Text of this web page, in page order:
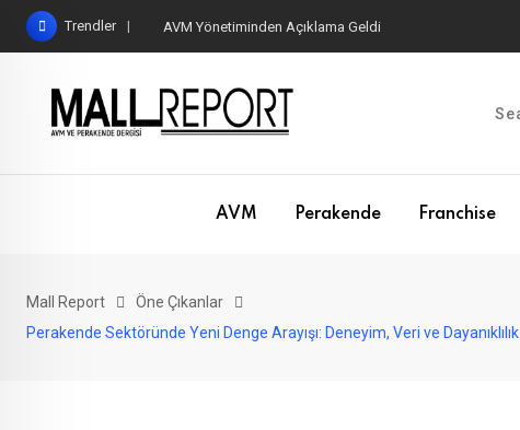
Skip
Trendler AVM Yönetiminden Açıklama Geldi
AVM Perakende Franchise
Mall Report
Öne Çıkanlar
Perakende Sektöründe Yeni Denge Arayışı: Deneyim, Veri ve Dayanıklılık